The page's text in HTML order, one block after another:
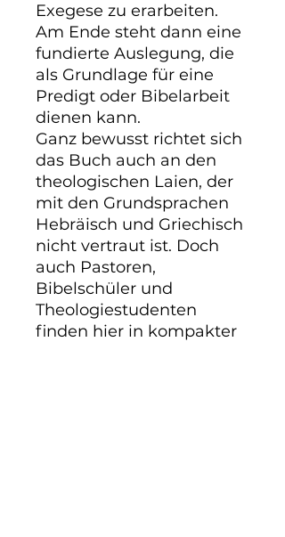
Exegese zu erarbeiten.
Am Ende steht dann eine
fundierte Auslegung, die
als Grundlage für eine
Predigt oder Bibelarbeit
dienen kann.
Ganz bewusst richtet sich
das Buch auch an den
theologischen Laien, der
mit den Grundsprachen
Hebräisch und Griechisch
nicht vertraut ist. Doch
auch Pastoren,
Bibelschüler und
Theologiestudenten
finden hier in kompakter